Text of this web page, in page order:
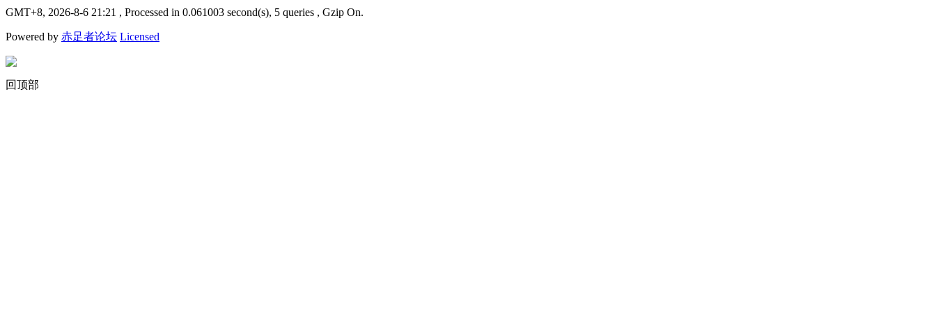
GMT+8, 2026-8-6 21:21 , Processed in 0.061003 second(s), 5 queries , Gzip On.
Powered by 赤足者论坛 Licensed
回顶部